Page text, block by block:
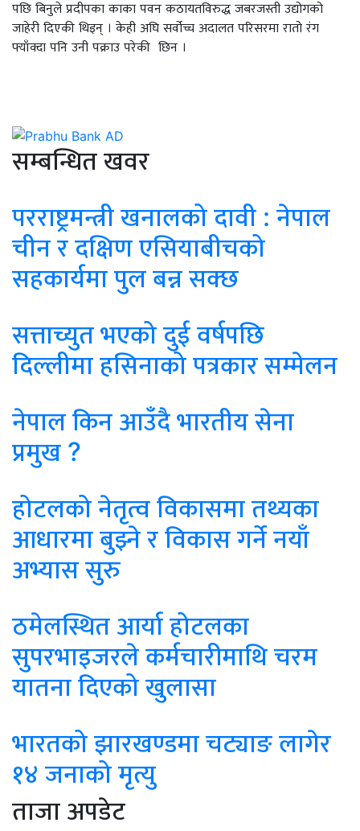
पछि बिनुले प्रदीपका काका पवन कठायतविरुद्ध जबरजस्ती उद्योगको
जाहेरी दिएकी थिइन् । केही अघि सर्वोच्च अदालत परिसरमा रातो रंग
फ्याँक्दा पनि उनी पक्राउ परेकी छिन ।
सम्बन्धित खवर
परराष्ट्रमन्त्री खनालको दावी : नेपाल
चीन र दक्षिण एसियाबीचको
सहकार्यमा पुल बन्न सक्छ
सत्ताच्युत भएको दुई वर्षपछि
दिल्लीमा हसिनाको पत्रकार सम्मेलन
नेपाल किन आउँदै भारतीय सेना
प्रमुख ?
होटलको नेतृत्व विकासमा तथ्यका
आधारमा बुझ्ने र विकास गर्ने नयाँ
अभ्यास सुरु
ठमेलस्थित आर्या होटलका
सुपरभाइजरले कर्मचारीमाथि चरम
यातना दिएको खुलासा
भारतको झारखण्डमा चट्याङ लागेर
१४ जनाको मृत्यु
ताजा अपडेट